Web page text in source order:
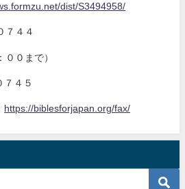
dist/S3494958/
７４４
００まで）
７４５
https://biblesforjapan.org/fax/